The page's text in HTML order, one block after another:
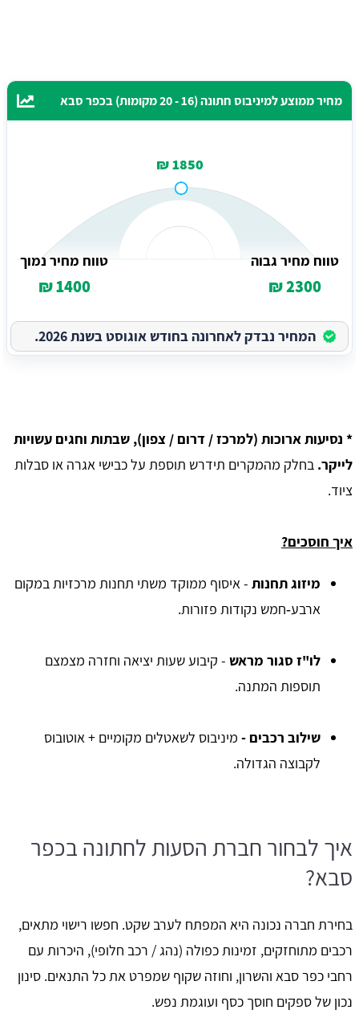
מחיר ממוצע למיניבוס חתונה (16 - 20 מקומות) בכפר סבא
1850 ₪
טווח מחיר גבוה
2300 ₪
טווח מחיר נמוך
1400 ₪
המחיר נבדק לאחרונה בחודש אוגוסט בשנת 2026.
* נסיעות ארוכות (למרכז / דרום / צפון), שבתות וחגים עשויות
לייקר. בחלק מהמקרים תידרש תוספת על כבישי אגרה או סבלות
ציוד.
איך חוסכים?
מיזוג תחנות - איסוף ממוקד משתי תחנות מרכזיות במקום
ארבע‑חמש נקודות פזורות.
לו"ז סגור מראש - קיבוע שעות יציאה וחזרה מצמצם
תוספות המתנה.
שילוב רכבים - מיניבוס לשאטלים מקומיים + אוטובוס
לקבוצה הגדולה.
איך לבחור חברת הסעות לחתונה בכפר
סבא?
בחירת חברה נכונה היא המפתח לערב שקט. חפשו רישוי מתאים,
רכבים מתוחזקים, זמינות כפולה (נהג / רכב חלופי), היכרות עם
רחבי כפר סבא והשרון, וחוזה שקוף שמפרט את כל התנאים. סינון
נכון של ספקים חוסך כסף ועוגמת נפש.